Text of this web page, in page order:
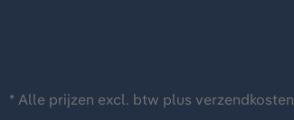
* Alle prijzen excl. btw plus verzendkosten